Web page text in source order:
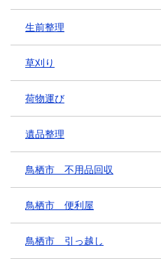
生前整理
草刈り
荷物運び
遺品整理
鳥栖市 不用品回収
鳥栖市 便利屋
鳥栖市 引っ越し